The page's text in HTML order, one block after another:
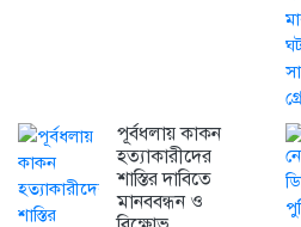
পূর্বধলায় কাকন
হত্যাকারীদের
শাস্তির দাবিতে
মানববন্ধন ও